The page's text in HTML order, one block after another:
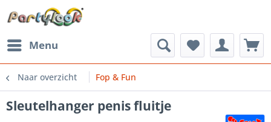
Menu
Naar overzicht Fop & Fun
Sleutelhanger penis fluitje